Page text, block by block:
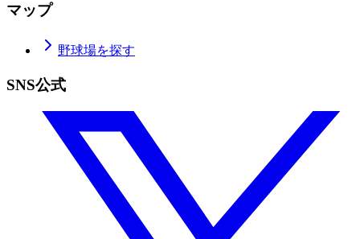
マップ
野球場を探す
SNS公式